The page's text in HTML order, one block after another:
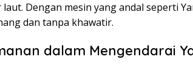
Dengan mesin yang andal seperti
dan tanpa khawatir.
dalam Mengendarai